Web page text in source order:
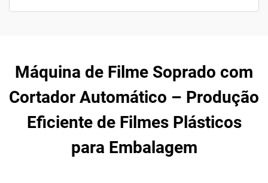
Máquina de Filme Soprado com
Cortador Automático – Produção
Eficiente de Filmes Plásticos
para Embalagem